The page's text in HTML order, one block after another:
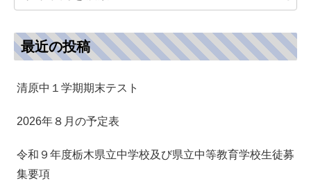
最近の投稿
清原中１学期期末テスト
2026年８月の予定表
令和９年度栃木県立中学校及び県立中等教育学校生徒募
集要項